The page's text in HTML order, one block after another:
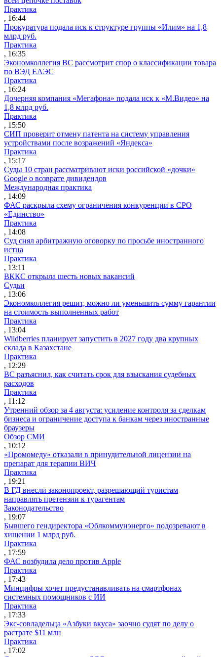
Практика
, 16:44
Прокуратура подала иск к структуре группы «Илим» на 1,8
млрд руб.
Практика
, 16:35
Экономколлегия ВС рассмотрит спор о классификации товара
по ВЭД ЕАЭС
Практика
, 16:24
Дочерняя компания «Мегафона» подала иск к «М.Видео» на
1,8 млрд руб.
Практика
, 15:50
СИП проверит отмену патента на систему управления
устройствами после возражений «Яндекса»
Практика
, 15:17
Суды 10 стран рассматривают иски российской «дочки»
Google о возврате дивидендов
Международная практика
, 14:09
ФАС раскрыла схему ограничения конкуренции в СРО
«Единство»
Практика
, 14:08
Суд снял арбитражную оговорку по просьбе иностранного
истца
Практика
, 13:11
ВККС открыла шесть новых вакансий
Судьи
, 13:06
Экономколлегия решит, можно ли уменьшить сумму гарантии
на стоимость выполненных работ
Практика
, 13:04
Wildberries планирует запустить в 2027 году два крупных
склада в Казахстане
Практика
, 12:29
ВС разъяснил, как считать срок для взыскания судебных
расходов
Практика
, 11:12
Утренний обзор за 4 августа: усиление контроля за сделкам
бизнеса и ограничение доступа к банкам через иностранные
браузеры
Обзор СМИ
, 10:12
«Промомеду» отказали в принудительной лицензии на
препарат для терапии ВИЧ
Практика
, 19:21
В ГД внесли законопроект, разрешающий туристам
направлять претензии к турагентам
Законодательство
, 19:07
Бывшего гендиректора «Облкоммунэнерго» подозревают в
хищении 1 млрд руб.
Практика
, 17:59
ФАС возбудила дело против Apple
Практика
, 17:43
Минцифры хочет предустанавливать на смартфонах
системных помощников с ИИ
Практика
, 17:33
Экс-совладельца «Азбуки вкуса» заочно судят по делу о
растрате $11 млн
Практика
, 17:02